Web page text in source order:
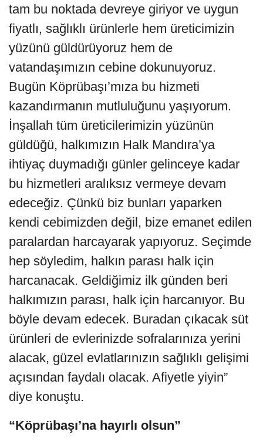
tam bu noktada devreye giriyor ve uygun
fiyatlı, sağlıklı ürünlerle hem üreticimizin
yüzünü güldürüyoruz hem de
vatandaşımızın cebine dokunuyoruz.
Bugün Köprübaşı’mıza bu hizmeti
kazandırmanın mutluluğunu yaşıyorum.
İnşallah tüm üreticilerimizin yüzünün
güldüğü, halkımızın Halk Mandıra’ya
ihtiyaç duymadığı günler gelinceye kadar
bu hizmetleri aralıksız vermeye devam
edeceğiz. Çünkü biz bunları yaparken
kendi cebimizden değil, bize emanet edilen
paralardan harcayarak yapıyoruz. Seçimde
hep söyledim, halkın parası halk için
harcanacak. Geldiğimiz ilk günden beri
halkımızın parası, halk için harcanıyor. Bu
böyle devam edecek. Buradan çıkacak süt
ürünleri de evlerinizde sofralarınıza yerini
alacak, güzel evlatlarınızın sağlıklı gelişimi
açısından faydalı olacak. Afiyetle yiyin”
diye konuştu.
“Köprübaşı’na hayırlı olsun”